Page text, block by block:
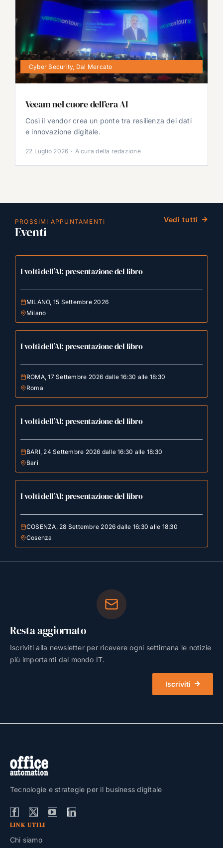
Cyber Security, Dal Mercato
Veeam nel cuore dell’era AI
Così il vendor crea un ponte tra resilienza dei dati
e innovazione digitale.
22 Luglio 2026 · A cura della redazione
PROSSIMI APPUNTAMENTI
Eventi
Vedi tutti
I volti dell’AI: presentazione del libro
MILANO, 15 Settembre 2026
Milano
I volti dell’AI: presentazione del libro
ROMA, 17 Settembre 2026 dalle 16:30 alle 18:30
Roma
I volti dell’AI: presentazione del libro
BARI, 24 Settembre 2026 dalle 16:30 alle 18:30
Bari
I volti dell’AI: presentazione del libro
COSENZA, 28 Settembre 2026 dalle 16:30 alle 18:30
Cosenza
Resta aggiornato
Iscriviti alla newsletter per ricevere ogni settimana le notizie
più importanti dal mondo IT.
Iscriviti
Tecnologie e strategie per il business digitale
LINK UTILI
Chi siamo